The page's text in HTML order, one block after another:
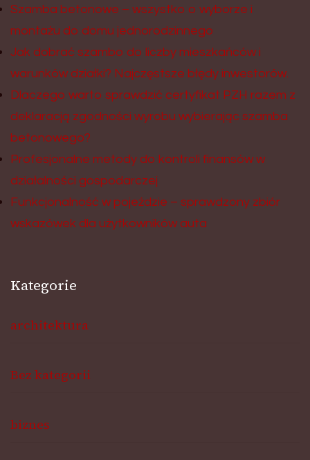
Szamba betonowe – wszystko o wyborze i
montażu do domu jednorodzinnego
Jak dobrać szambo do liczby mieszkańców i
warunków działki? Najczęstsze błędy inwestorów.
Dlaczego warto sprawdzić certyfikat PZH razem z
deklaracją zgodności wyrobu wybierając szamba
betonowego?
Profesjonalne metody do kontroli finansów w
działalności gospodarczej
Funkcjonalność w pojeździe – sprawdzony zbiór
wskazówek dla użytkowników auta
Kategorie
architektura
Bez kategorii
biznes